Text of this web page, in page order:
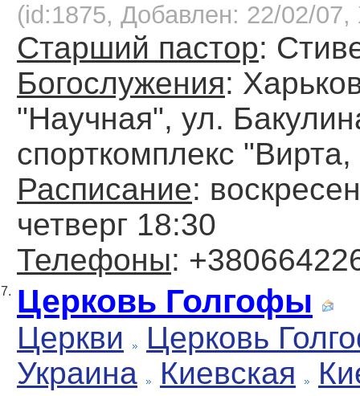
(id:1875, Добавлен: 22/02/07,
Старший пастор:
Богослужения:
"Научная", ул.
спорткомплекс "Вирта,
Расписание:
четверг 18:30
Телефоны:
7. Церковь Голгофы
Церкви
Церковь
Украина
Киевская